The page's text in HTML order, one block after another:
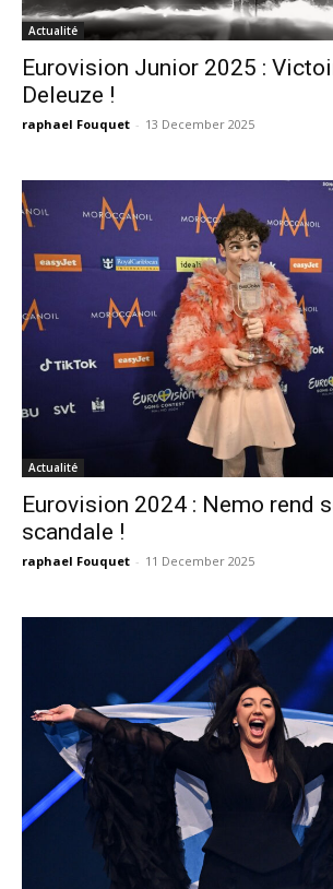
Actualité
Eurovision Junior 2025 :
Deleuze !
raphael Fouquet - 13 December 2025
Actualité
Eurovision 2024 : Nemo rend
scandale !
raphael Fouquet - 11 December 2025